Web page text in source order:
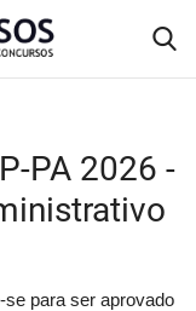
PA 2026 -
para ser aprovado